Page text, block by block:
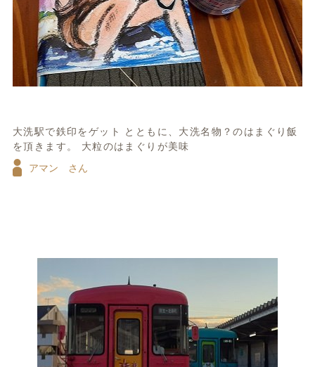
大洗駅で鉄印をゲット とともに、大洗名物？のはまぐり飯
を頂きます。 大粒のはまぐりが美味
アマン さん